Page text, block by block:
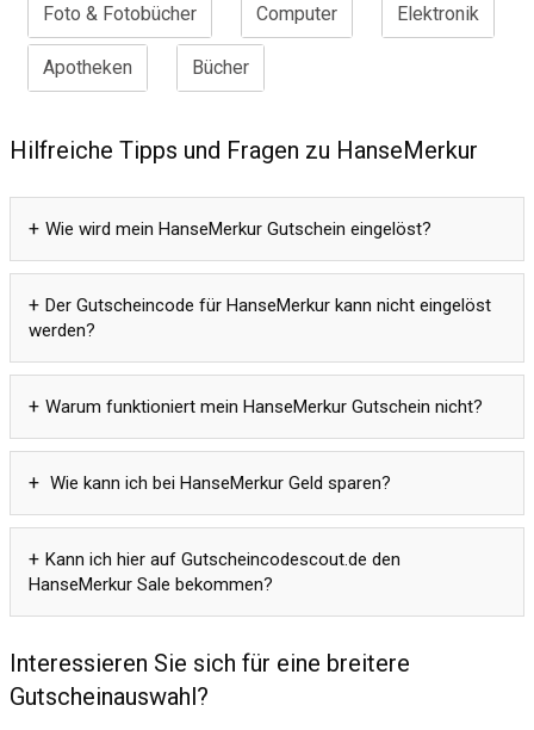
Foto & Fotobücher Computer Elektronik
Apotheken Bücher
Hilfreiche Tipps und Fragen zu HanseMerkur
Wie wird mein HanseMerkur Gutschein eingelöst?
Der Gutscheincode für HanseMerkur kann nicht eingelöst
werden?
Warum funktioniert mein HanseMerkur Gutschein nicht?
Wie kann ich bei HanseMerkur Geld sparen?
Kann ich hier auf Gutscheincodescout.de den
HanseMerkur Sale bekommen?
Interessieren Sie sich für eine breitere
Gutscheinauswahl?